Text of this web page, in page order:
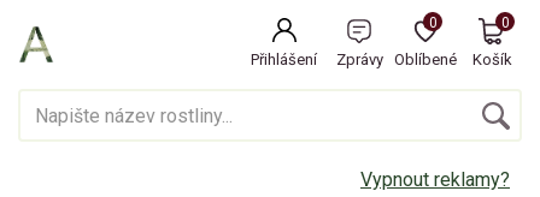
Přihlášení Zprávy Oblíbené
0
Košík
0
Vypnout reklamy?